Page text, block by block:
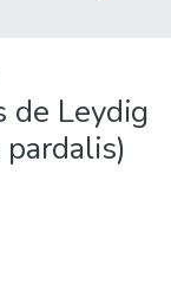
de Leydig